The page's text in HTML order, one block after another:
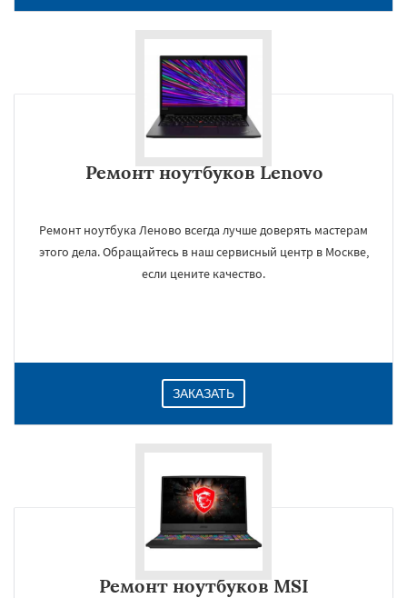
Ремонт ноутбуков Lenovo
Ремонт ноутбука Леново всегда лучше доверять мастерам
этого дела. Обращайтесь в наш сервисный центр в Москве,
если цените качество.
ЗАКАЗАТЬ
Ремонт ноутбуков MSI